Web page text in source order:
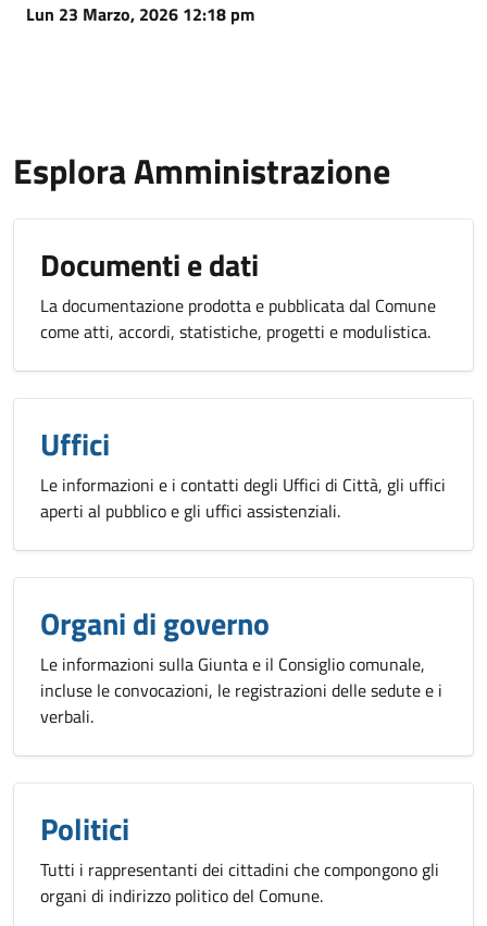
Lun 23 Marzo, 2026 12:18 pm
Esplora Amministrazione
Documenti e dati
La documentazione prodotta e pubblicata dal Comune
come atti, accordi, statistiche, progetti e modulistica.
Uffici
Le informazioni e i contatti degli Uffici di Città, gli uffici
aperti al pubblico e gli uffici assistenziali.
Organi di governo
Le informazioni sulla Giunta e il Consiglio comunale,
incluse le convocazioni, le registrazioni delle sedute e i
verbali.
Politici
Tutti i rappresentanti dei cittadini che compongono gli
organi di indirizzo politico del Comune.